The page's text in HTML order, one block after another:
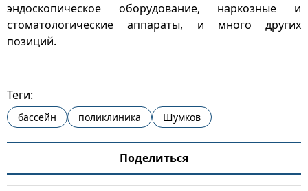
эндоскопическое оборудование, наркозные и
стоматологические аппараты, и много других
позиций.
Теги:
бассейн поликлиника Шумков
Поделиться